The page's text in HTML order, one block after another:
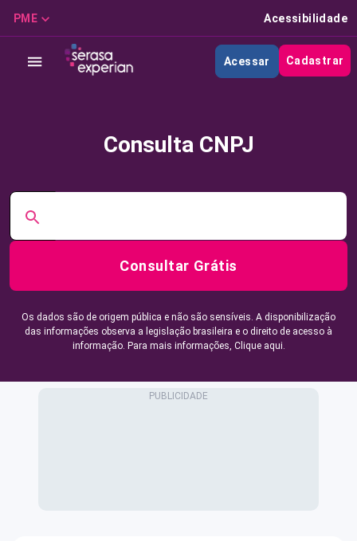
PME Acessibilidade
Acessar Cadastrar
Consulta CNPJ
Consultar Grátis
Os dados são de origem pública e não são sensíveis. A disponibilização
das informações observa a legislação brasileira e o direito de acesso à
informação. Para mais informações, Clique aqui.